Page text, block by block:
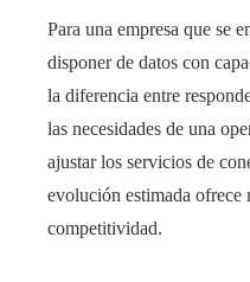
Para una empresa que se
disponer de datos con
la diferencia entre
las necesidades de una
ajustar los servicios de
evolución estimada
competitividad.